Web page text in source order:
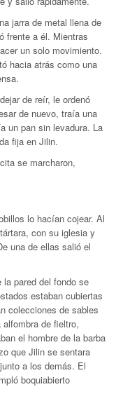
jarra de metal llena de
frente a él. Mientras
un solo movimiento.
hacia atrás como una
de reír, le ordenó
de nuevo, traía una
un pan sin levadura. La
fija en Jilin.
se marcharon,
lo hacían cojear. Al
con su iglesia y
una de ellas salió el
la pared del fondo se
estaban cubiertas
colecciones de sables
de fieltro,
el hombre de la barba
que Jilin se sentara
a los demás. El
boquiabierto